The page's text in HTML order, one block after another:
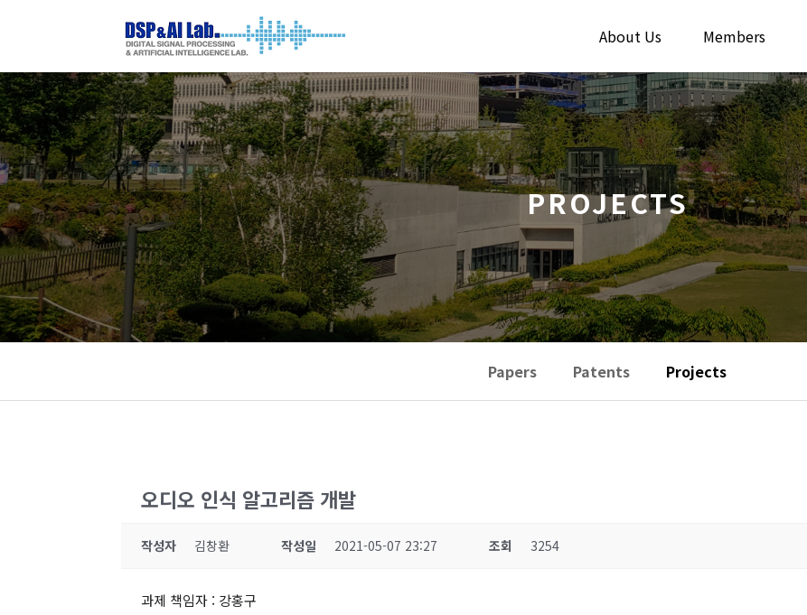
About Us Members
PROJECTS
Papers Patents Projects
오디오 인식 알고리즘 개발
작성자 김창환 작성일 2021-05-07 23:27 조회 3254
과제 책임자 : 강홍구